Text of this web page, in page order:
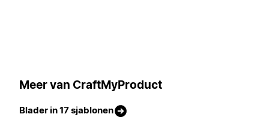
Meer van CraftMyProduct
Blader in 17 sjablonen